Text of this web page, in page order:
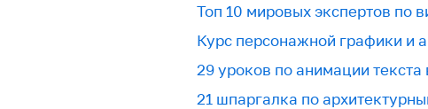
Топ 10 мировых экспертов по
Курс персонажной графики и
29 уроков по анимации
21 шпаргалка по